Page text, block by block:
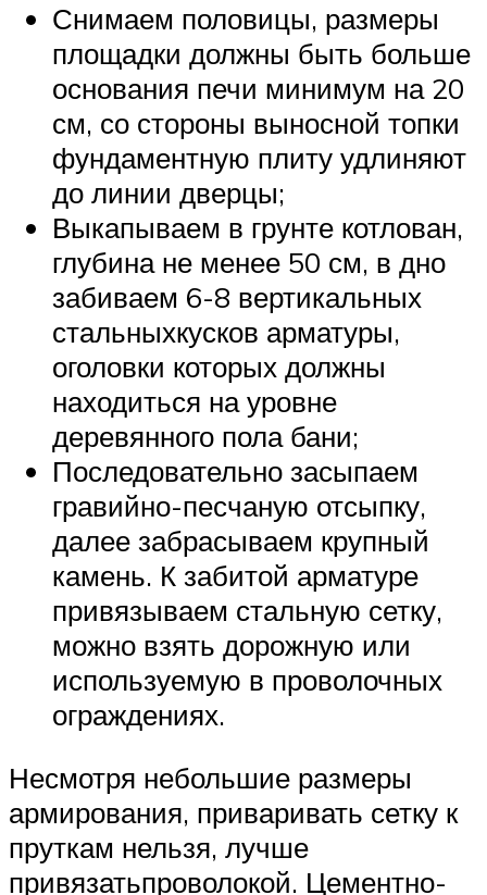
Снимаем половицы, размеры
площадки должны быть больше
основания печи минимум на 20
см, со стороны выносной топки
фундаментную плиту удлиняют
до линии дверцы;
Выкапываем в грунте котлован,
глубина не менее 50 см, в дно
забиваем 6-8 вертикальных
стальныхкусков арматуры,
оголовки которых должны
находиться на уровне
деревянного пола бани;
Последовательно засыпаем
гравийно-песчаную отсыпку,
далее забрасываем крупный
камень. К забитой арматуре
привязываем стальную сетку,
можно взять дорожную или
используемую в проволочных
ограждениях.
Несмотря небольшие размеры
армирования, приваривать сетку к
пруткам нельзя, лучше
привязатьпроволокой. Цементно-